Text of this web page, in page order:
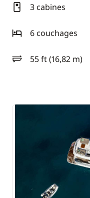
3 cabines
6 couchages
55 ft (16,82 m)
longueur